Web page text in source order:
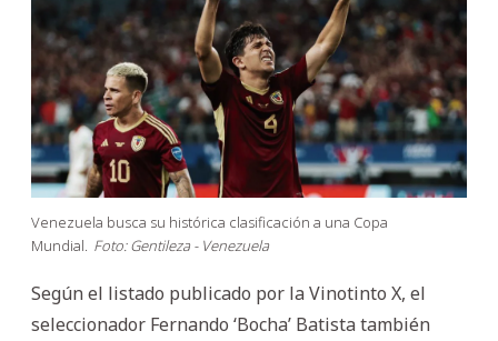
Venezuela busca su histórica clasificación a una Copa
Mundial. Foto: Gentileza - Venezuela
Según el listado publicado por la Vinotinto X, el
seleccionador Fernando ‘Bocha’ Batista también